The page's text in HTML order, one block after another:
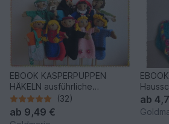
EBOOK KASPERPUPPEN
HÄKELN ausführliche
Häkelanleitung für 10
Kasperpuppen
(32)
ab 9,49 €
GR 38
41 42
ab